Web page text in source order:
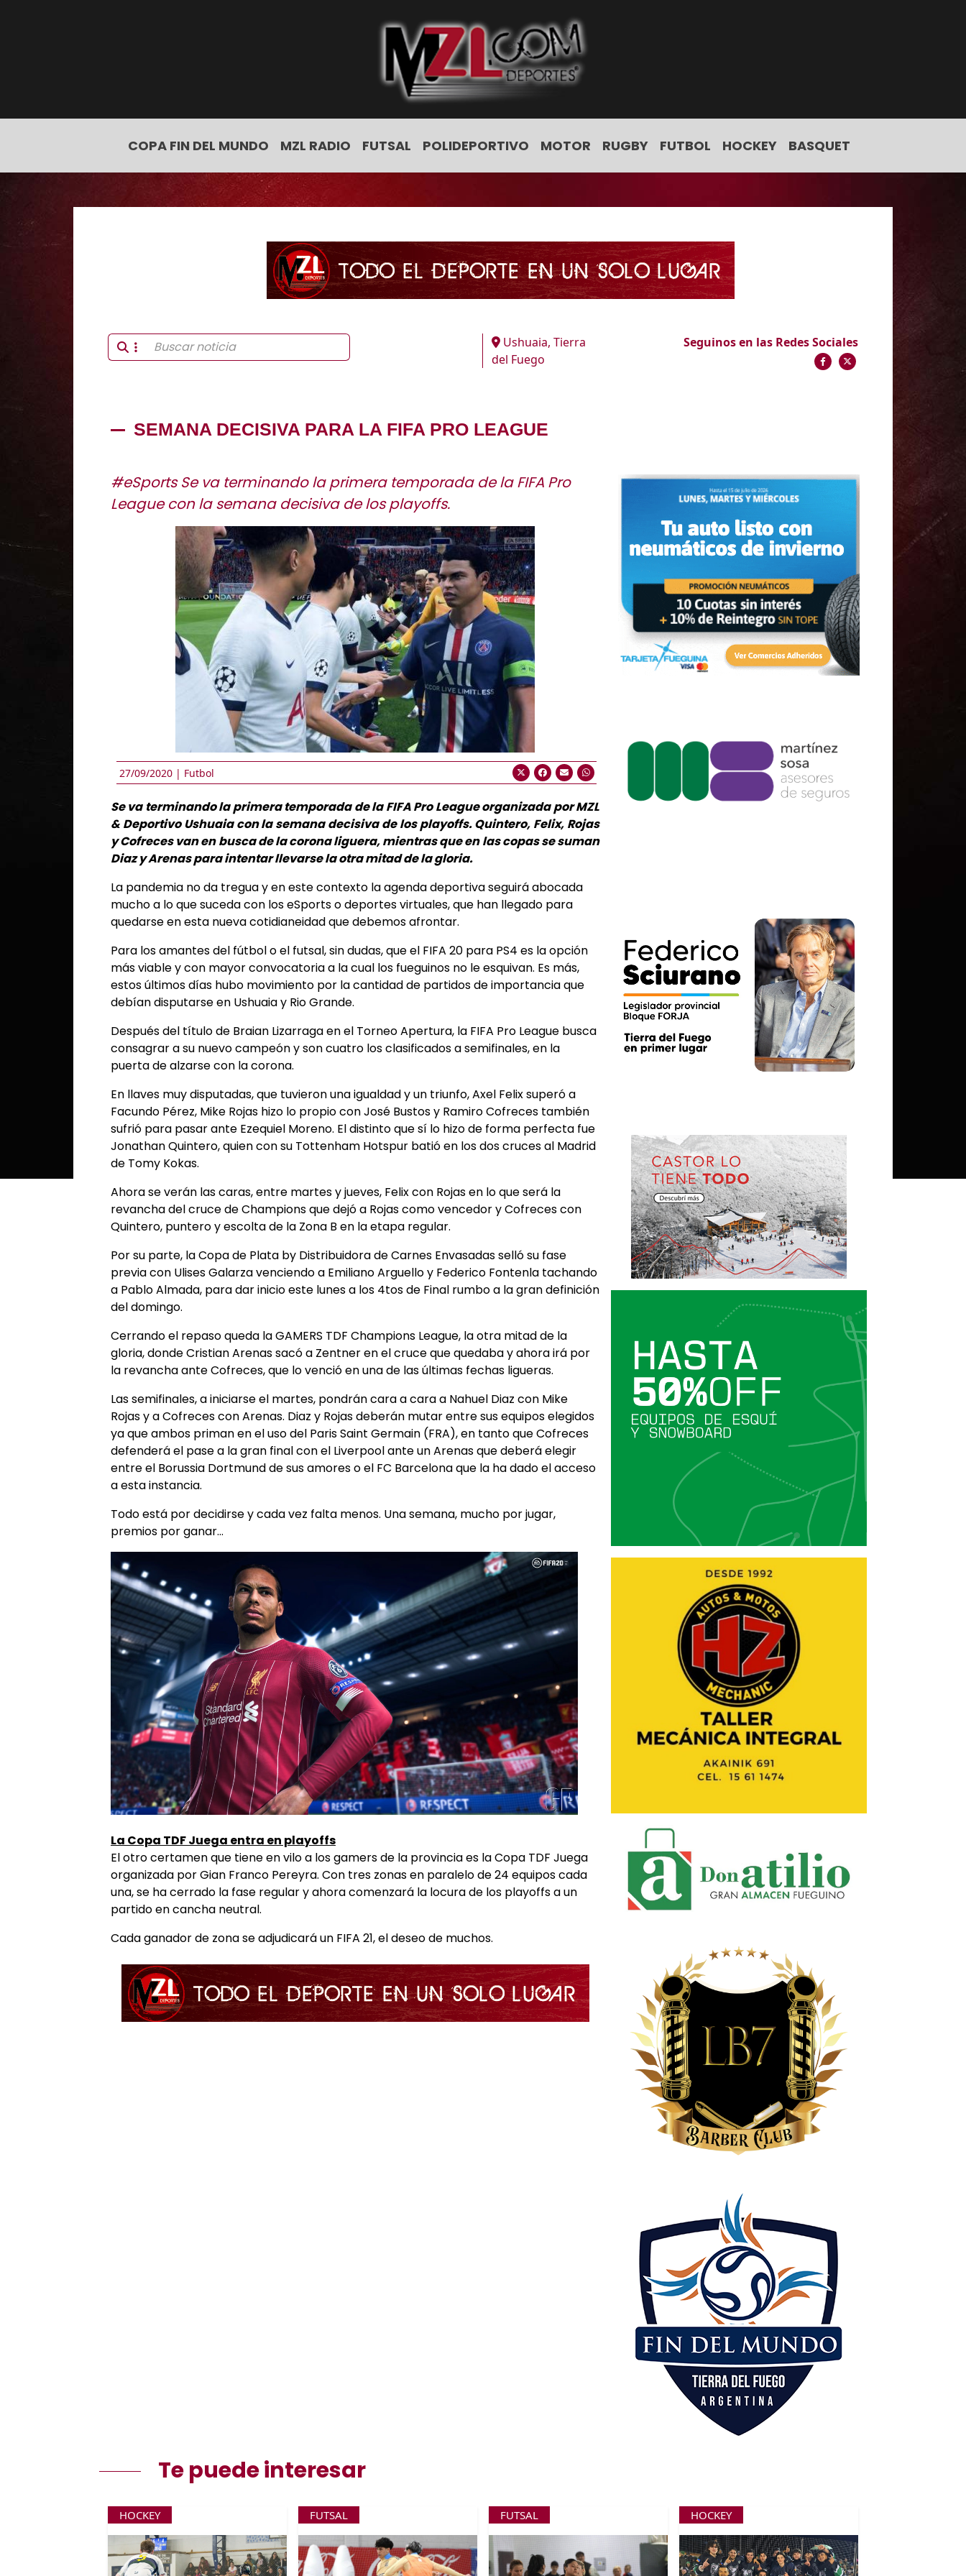
COPA FIN DEL MUNDO MZL RADIO FUTSAL POLIDEPORTIVO MOTOR RUGBY FUTBOL HOCKEY BASQUET
Ushuaia, Tierra
del Fuego
Seguinos en las Redes Sociales
SEMANA DECISIVA PARA LA FIFA PRO LEAGUE
#eSports Se va terminando la primera temporada de la FIFA Pro
League con la semana decisiva de los playoffs.
27/09/2020 | Futbol
Se va terminando la primera temporada de la FIFA Pro League organizada por MZL
& Deportivo Ushuaia con la semana decisiva de los playoffs. Quintero, Felix, Rojas
y Cofreces van en busca de la corona liguera, mientras que en las copas se suman
Diaz y Arenas para intentar llevarse la otra mitad de la gloria.
La pandemia no da tregua y en este contexto la agenda deportiva seguirá abocada
mucho a lo que suceda con los eSports o deportes virtuales, que han llegado para
quedarse en esta nueva cotidianeidad que debemos afrontar.
Para los amantes del fútbol o el futsal, sin dudas, que el FIFA 20 para PS4 es la opción
más viable y con mayor convocatoria a la cual los fueguinos no le esquivan. Es más,
estos últimos días hubo movimiento por la cantidad de partidos de importancia que
debían disputarse en Ushuaia y Rio Grande.
Después del título de Braian Lizarraga en el Torneo Apertura, la FIFA Pro League busca
consagrar a su nuevo campeón y son cuatro los clasificados a semifinales, en la
puerta de alzarse con la corona.
En llaves muy disputadas, que tuvieron una igualdad y un triunfo, Axel Felix superó a
Facundo Pérez, Mike Rojas hizo lo propio con José Bustos y Ramiro Cofreces también
sufrió para pasar ante Ezequiel Moreno. El distinto que sí lo hizo de forma perfecta fue
Jonathan Quintero, quien con su Tottenham Hotspur batió en los dos cruces al Madrid
de Tomy Kokas.
Ahora se verán las caras, entre martes y jueves, Felix con Rojas en lo que será la
revancha del cruce de Champions que dejó a Rojas como vencedor y Cofreces con
Quintero, puntero y escolta de la Zona B en la etapa regular.
Por su parte, la Copa de Plata by Distribuidora de Carnes Envasadas selló su fase
previa con Ulises Galarza venciendo a Emiliano Arguello y Federico Fontenla tachando
a Pablo Almada, para dar inicio este lunes a los 4tos de Final rumbo a la gran definición
del domingo.
Cerrando el repaso queda la GAMERS TDF Champions League, la otra mitad de la
gloria, donde Cristian Arenas sacó a Zentner en el cruce que quedaba y ahora irá por
la revancha ante Cofreces, que lo venció en una de las últimas fechas ligueras.
Las semifinales, a iniciarse el martes, pondrán cara a cara a Nahuel Diaz con Mike
Rojas y a Cofreces con Arenas. Diaz y Rojas deberán mutar entre sus equipos elegidos
ya que ambos priman en el uso del Paris Saint Germain (FRA), en tanto que Cofreces
defenderá el pase a la gran final con el Liverpool ante un Arenas que deberá elegir
entre el Borussia Dortmund de sus amores o el FC Barcelona que la ha dado el acceso
a esta instancia.
Todo está por decidirse y cada vez falta menos. Una semana, mucho por jugar,
premios por ganar…
La Copa TDF Juega entra en playoffs
El otro certamen que tiene en vilo a los gamers de la provincia es la Copa TDF Juega
organizada por Gian Franco Pereyra. Con tres zonas en paralelo de 24 equipos cada
una, se ha cerrado la fase regular y ahora comenzará la locura de los playoffs a un
partido en cancha neutral.
Cada ganador de zona se adjudicará un FIFA 21, el deseo de muchos.
Te puede interesar
HOCKEY FUTSAL FUTSAL HOCKEY